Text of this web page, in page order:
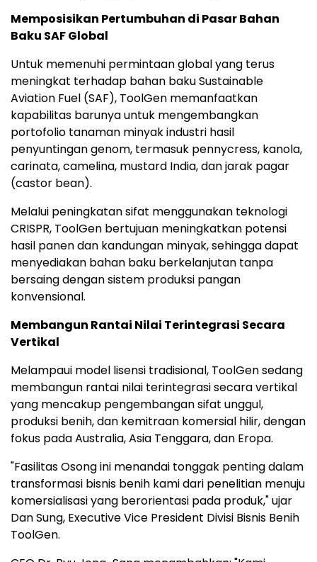
Memposisikan Pertumbuhan di Pasar Bahan
Baku SAF Global
Untuk memenuhi permintaan global yang terus
meningkat terhadap bahan baku Sustainable
Aviation Fuel (SAF), ToolGen memanfaatkan
kapabilitas barunya untuk mengembangkan
portofolio tanaman minyak industri hasil
penyuntingan genom, termasuk pennycress, kanola,
carinata, camelina, mustard India, dan jarak pagar
(castor bean).
Melalui peningkatan sifat menggunakan teknologi
CRISPR, ToolGen bertujuan meningkatkan potensi
hasil panen dan kandungan minyak, sehingga dapat
menyediakan bahan baku berkelanjutan tanpa
bersaing dengan sistem produksi pangan
konvensional.
Membangun Rantai Nilai Terintegrasi Secara
Vertikal
Melampaui model lisensi tradisional, ToolGen sedang
membangun rantai nilai terintegrasi secara vertikal
yang mencakup pengembangan sifat unggul,
produksi benih, dan kemitraan komersial hilir, dengan
fokus pada Australia, Asia Tenggara, dan Eropa.
"Fasilitas Osong ini menandai tonggak penting dalam
transformasi bisnis benih kami dari penelitian menuju
komersialisasi yang berorientasi pada produk," ujar
Dan Sung, Executive Vice President Divisi Bisnis Benih
ToolGen.